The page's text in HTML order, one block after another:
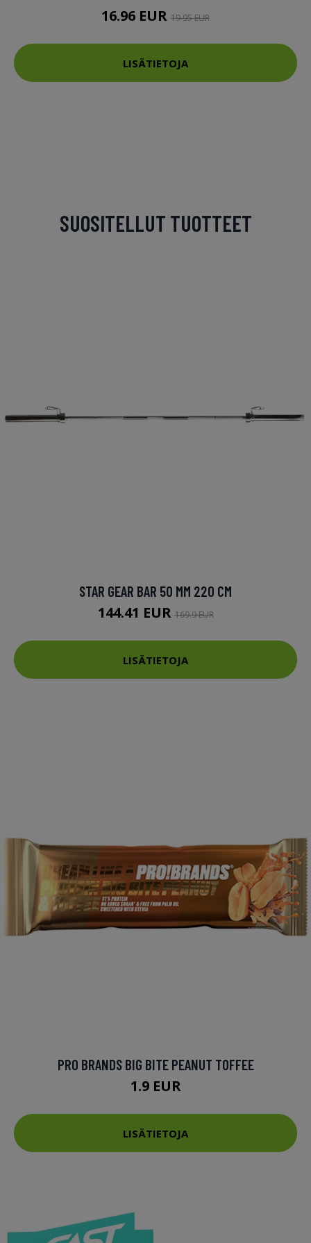
16.96 EUR 19.95 EUR
LISÄTIETOJA
SUOSITELLUT TUOTTEET
STAR GEAR BAR 50 MM 220 CM
144.41 EUR169.9 EUR
LISÄTIETOJA
PRO BRANDS BIG BITE PEANUT TOFFEE
1.9 EUR
LISÄTIETOJA